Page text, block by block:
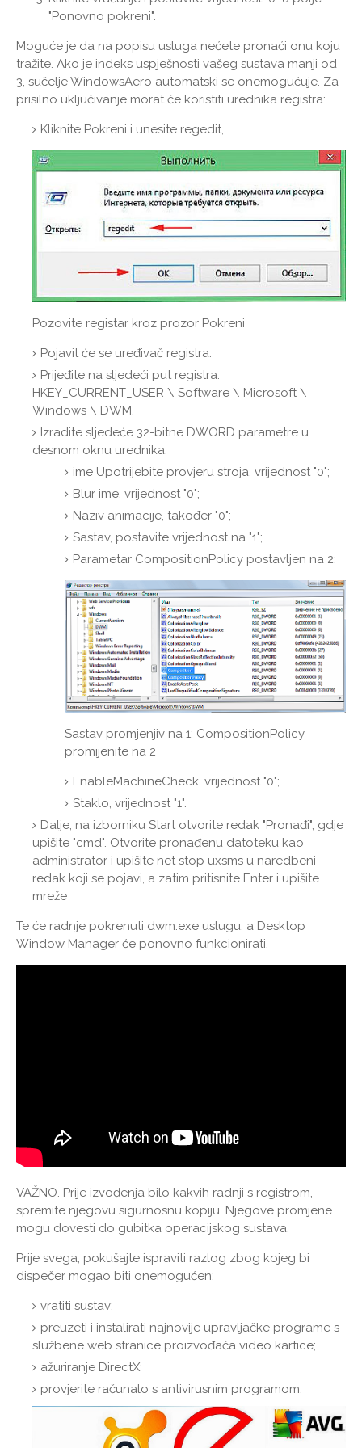
"Ponovno pokreni".
Moguće je da na popisu usluga nećete pronaći onu koju
tražite. Ako je indeks uspješnosti vašeg sustava manji od
3, sučelje WindowsAero automatski se onemogućuje. Za
prisilno uključivanje morat će koristiti urednika registra:
Kliknite Pokreni i unesite regedit,
Pozovite registar kroz prozor Pokreni
Pojavit će se uređivač registra.
Prijeđite na sljedeći put registra:
HKEY_CURRENT_USER \ Software \ Microsoft \
Windows \ DWM.
Izradite sljedeće 32-bitne DWORD parametre u
desnom oknu urednika:
ime Upotrijebite provjeru stroja, vrijednost "0";
Blur ime, vrijednost "0";
Naziv animacije, također "0";
Sastav, postavite vrijednost na "1";
Parametar CompositionPolicy postavljen na 2;
Sastav promjenjiv na 1; CompositionPolicy
promijenite na 2
EnableMachineCheck, vrijednost "0";
Staklo, vrijednost "1".
Dalje, na izborniku Start otvorite redak "Pronađi", gdje
upišite "cmd". Otvorite pronađenu datoteku kao
administrator i upišite net stop uxsms u naredbeni
redak koji se pojavi, a zatim pritisnite Enter i upišite
mreže
Te će radnje pokrenuti dwm.exe uslugu, a Desktop
Window Manager će ponovno funkcionirati.
VAŽNO. Prije izvođenja bilo kakvih radnji s registrom,
spremite njegovu sigurnosnu kopiju. Njegove promjene
mogu dovesti do gubitka operacijskog sustava.
Prije svega, pokušajte ispraviti razlog zbog kojeg bi
dispečer mogao biti onemogućen:
vratiti sustav;
preuzeti i instalirati najnovije upravljačke programe s
službene web stranice proizvođača video kartice;
ažuriranje DirectX;
provjerite računalo s antivirusnim programom;